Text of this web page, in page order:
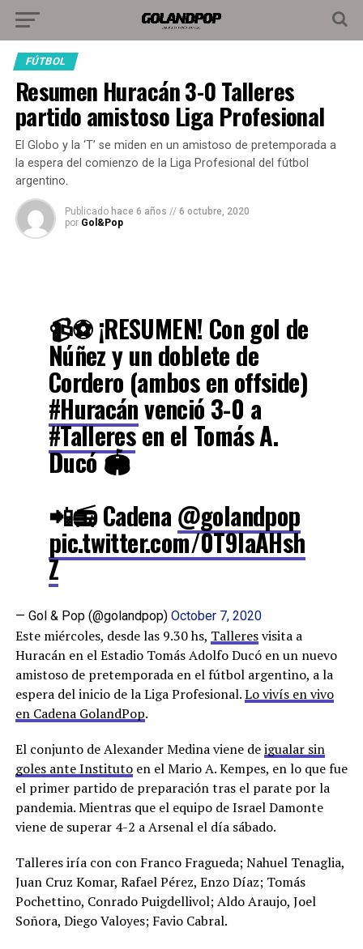
FÚTBOL
Resumen Huracán 3-0 Talleres
partido amistoso Liga Profesional
El Globo y la ‘T’ se miden en un amistoso de pretemporada a
la espera del comienzo de la Liga Profesional del fútbol
argentino.
Publicado hace 6 años // 6 octubre, 2020
por Gol&Pop
📹⚽️ ¡RESUMEN! Con gol de
Núñez y un doblete de
Cordero (ambos en offside)
#Huracánvenció 3-0 a
#Talleresen el Tomás A.
Ducó 🏟
📲📻 Cadena@golandpop
pic.twitter.com/0T9IaAHsh
Z
— Gol & Pop (@golandpop) October 7, 2020
Este miércoles, desde las 9.30 hs, Talleresvisita a
Huracán en el Estadio Tomás Adolfo Ducó en un nuevo
amistoso de pretemporada en el fútbol argentino, a la
espera del inicio de la Liga Profesional.Lo vivís en vivo
en Cadena GolandPop.
El conjunto de Alexander Medina viene deigualar sin
goles ante Institutoen el Mario A. Kempes, en lo que fue
el primer partido de preparación tras el parate por la
pandemia. Mientras que el equipo de Israel Damonte
viene de superar 4-2 a Arsenal el día sábado.
Talleres iría con con Franco Fragueda; Nahuel Tenaglia,
Juan Cruz Komar, Rafael Pérez, Enzo Díaz; Tomás
Pochettino, Conrado Puigdellivol; Aldo Araujo, Joel
Soñora, Diego Valoyes; Favio Cabral.